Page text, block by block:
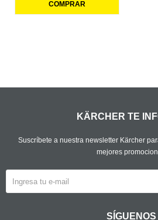
SÍGUENOS
KÄRCHER TE
Suscríbete a nuestra newsletter Kärcher
mejores